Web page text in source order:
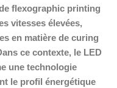
flexographic printing
vitesses élevées,
en matière de curing
ce contexte, le LED
une technologie
le profil énergétique